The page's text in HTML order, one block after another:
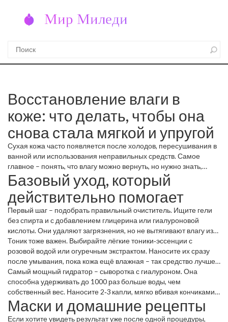
Восстановление влаги в
коже: что делать, чтобы она
снова стала мягкой и упругой
Сухая кожа часто появляется после холодов, пересушивания в
ванной или использования неправильных средств. Самое
главное – понять, что влагу можно вернуть, но нужно знать,
какие методы работают быстро и без риска.
Базовый уход, который
действительно помогает
Первый шаг – подобрать правильный очиститель. Ищите гели
без спирта и с добавлением глицерина или гиалуроновой
кислоты. Они удаляют загрязнения, но не вытягивают влагу из
верхних слоёв.
Тоник тоже важен. Выбирайте лёгкие тоники‑эссенции с
розовой водой или огуречным экстрактом. Наносите их сразу
после умывания, пока кожа ещё влажная – так средство лучше
впитается.
Самый мощный гидратор – сыворотка с гиалуроном. Она
способна удерживать до 1000 раз больше воды, чем
собственный вес. Наносите 2‑3 капли, мягко вбивая кончиками
пальцев.
Маски и домашние рецепты
Если хотите увидеть результат уже после одной процедуры,